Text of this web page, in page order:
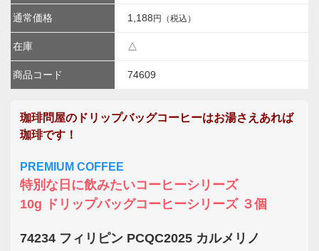
通常価格 1,188円（税込）
在庫 △
商品コード 74609
珈琲問屋のドリップバッグコーヒーはお湯さえあれば
珈琲です！
PREMIUM COFFEE
特別な日に飲みたいコーヒーシリーズ
10g ドリップバッグコーヒーシリーズ ３個
74234 フィリピン PCQC2025 カルメリノ